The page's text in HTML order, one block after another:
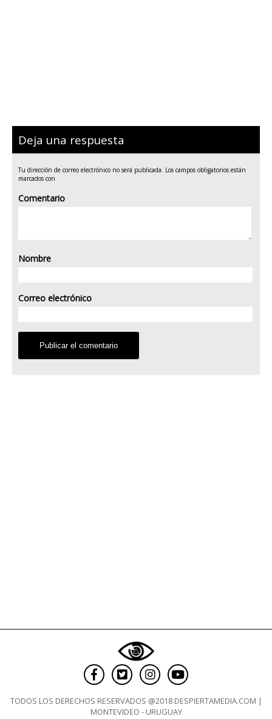
Deja una respuesta
Tu dirección de correo electrónico no será publicada. Los campos obligatorios están
marcados con
Comentario
Nombre
Correo electrónico
TODOS LOS DERECHOS RESERVADOS @2018 DESPIERTAMEDIA.COM |
MONTEVIDEO - URUGUAY